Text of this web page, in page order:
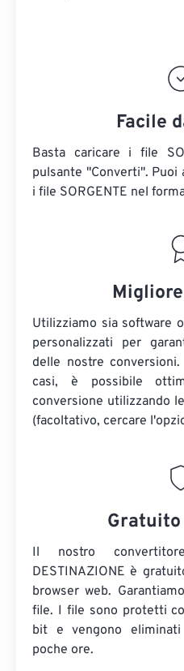
Facile
Basta caricare i file
pulsante "Converti".
i file SORGENTE nel
Utilizziamo sia software
personalizzati per
delle nostre
casi, è possibile
conversione utilizzando
(facoltativo, cercare
Il nostro
DESTINAZIONE è
browser web.
file. I file sono protetti
bit e vengono eliminati
poche ore.